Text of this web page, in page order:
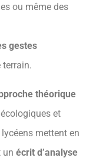
ou même des
gestes
terrain.
théorique
et
mettent en
un écrit d’analyse